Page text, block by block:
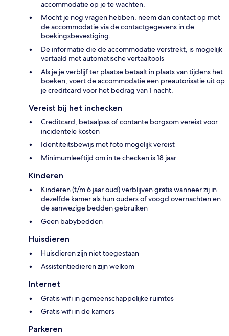
accommodatie op je te wachten.
Mocht je nog vragen hebben, neem dan contact op met
de accommodatie via de contactgegevens in de
boekingsbevestiging.
De informatie die de accommodatie verstrekt, is mogelijk
vertaald met automatische vertaaltools
Als je je verblijf ter plaatse betaalt in plaats van tijdens het
boeken, voert de accommodatie een preautorisatie uit op
je creditcard voor het bedrag van 1 nacht.
Vereist bij het inchecken
Creditcard, betaalpas of contante borgsom vereist voor
incidentele kosten
Identiteitsbewijs met foto mogelijk vereist
Minimumleeftijd om in te checken is 18 jaar
Kinderen
Kinderen (t/m 6 jaar oud) verblijven gratis wanneer zij in
dezelfde kamer als hun ouders of voogd overnachten en
de aanwezige bedden gebruiken
Geen babybedden
Huisdieren
Huisdieren zijn niet toegestaan
Assistentiedieren zijn welkom
Internet
Gratis wifi in gemeenschappelijke ruimtes
Gratis wifi in de kamers
Parkeren